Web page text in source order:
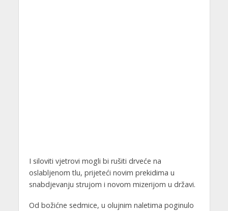
I siloviti vjetrovi mogli bi rušiti drveće na
oslabljenom tlu, prijeteći novim prekidima u
snabdjevanju strujom i novom mizerijom u državi.
Od božićne sedmice, u olujnim naletima poginulo